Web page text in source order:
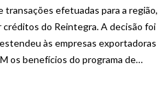
transações efetuadas para a região,
do Reintegra. A decisão foi
às empresas exportadoras
os benefícios do programa de…